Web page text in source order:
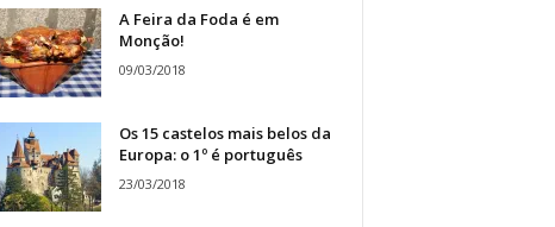
A Feira da Foda é em
Monção!
09/03/2018
Os 15 castelos mais belos da
Europa: o 1º é português
23/03/2018